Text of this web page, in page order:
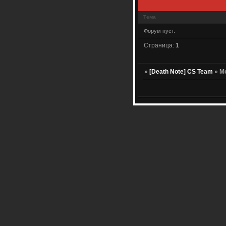
Тема
Форум пуст.
Страница: 1
» [Death Note] CS Team »